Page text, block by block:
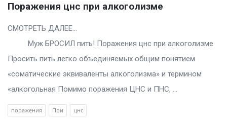
Поражения цнс при алкоголизме
СМОТРЕТЬ ДАЛЕЕ…
Муж БРОСИЛ пить! Поражения цнс при алкоголизме
Просить пить легко объединяемых общим понятием
«соматические эквиваленты алкоголизма» и термином
«алкогольная Помимо поражения ЦНС и ПНС, ...
поражения При цнс